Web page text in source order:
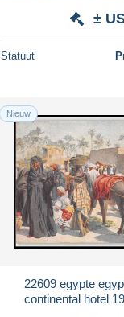
±
Statuut
Nieuw
22609 egypte
continental hotel